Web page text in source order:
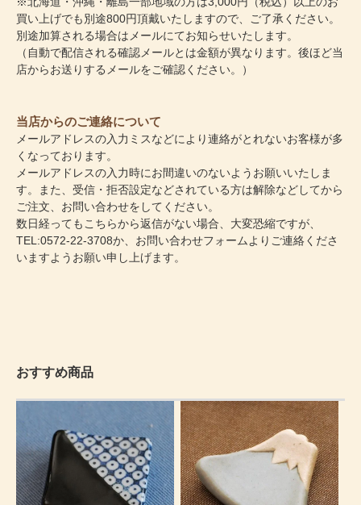
買い上げでも別途800円頂戴いたしますので、ご了承ください。
別途加算される場合はメールにてお知らせいたします。
（自動で配信される確認メールとは金額が異なります。後ほど当
店からお送りするメールをご確認ください。）
当店からのご連絡について
メールアドレスの入力ミスなどにより連絡がとれないお客様が多
くなっております。
メールアドレスの入力時にお間違いのないようお願いいたしま
す。また、受信・拒否設定などされている方は解除などしてから
ご注文、お問い合わせをしてください。
数日経ってもこちらから返信がない場合、大変恐縮ですが、
TEL:0572-22-3708か、 お問い合わせフォームよりご連絡くださ
いますようお願い申し上げます。
おすすめ商品